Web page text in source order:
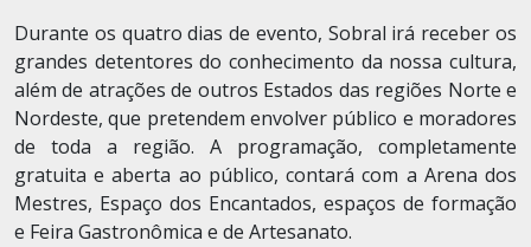
Durante os quatro dias de evento, Sobral irá receber os
grandes detentores do conhecimento da nossa cultura,
além de atrações de outros Estados das regiões Norte e
Nordeste, que pretendem envolver público e moradores
de toda a região. A programação, completamente
gratuita e aberta ao público, contará com a Arena dos
Mestres, Espaço dos Encantados, espaços de formação
e Feira Gastronômica e de Artesanato.